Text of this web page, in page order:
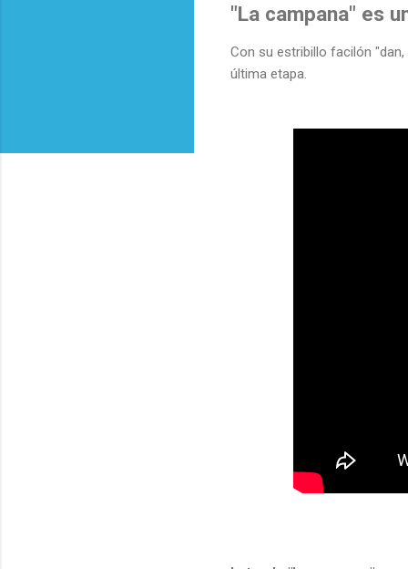
"La campana" es
Con su estribillo facilón "dan,
última etapa.